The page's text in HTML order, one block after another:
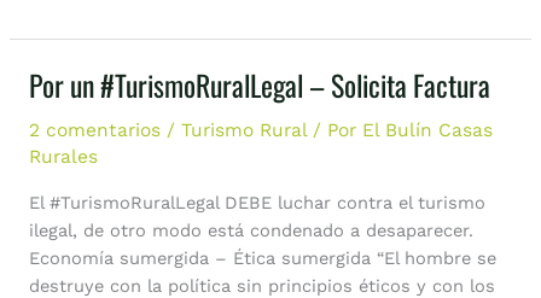
Por un #TurismoRuralLegal – Solicita Factura
2 comentarios / Turismo Rural/ Por El Bulín Casas
Rurales
El #TurismoRuralLegal DEBE luchar contra el turismo
ilegal, de otro modo está condenado a desaparecer.
Economía sumergida – Ética sumergida “El hombre se
destruye con la política sin principios éticos y con los
Por
#TurismoRuralLegal
–
Solicita
Factura